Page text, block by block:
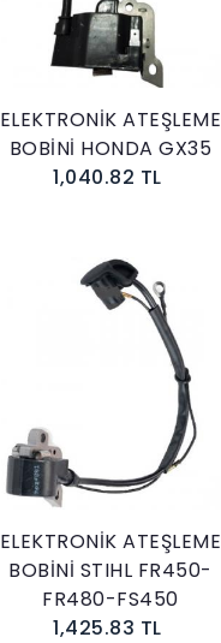
ELEKTRONİK ATEŞLEME
BOBİNİ HONDA GX35
1,040.82 TL
ELEKTRONİK ATEŞLEME
BOBİNİ STIHL FR450-
FR480-FS450
1,425.83 TL